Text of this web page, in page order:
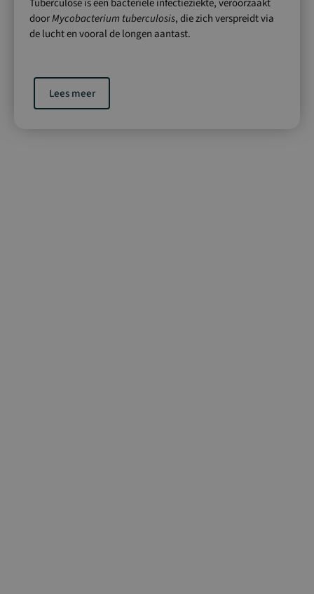
Tuberculose is een bacteriële infectieziekte, veroorzaakt
doorMycobacterium tuberculosis, die zich verspreidt via
de lucht en vooral de longen aantast.
Lees meer